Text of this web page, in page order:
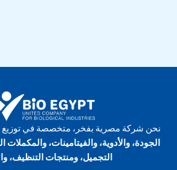
نحن شركة مصرية بفخر، متخصصة في توزيع
الجودة، والأدوية، والفيتامينات،
التجميل، ومنتجات التنظيف،